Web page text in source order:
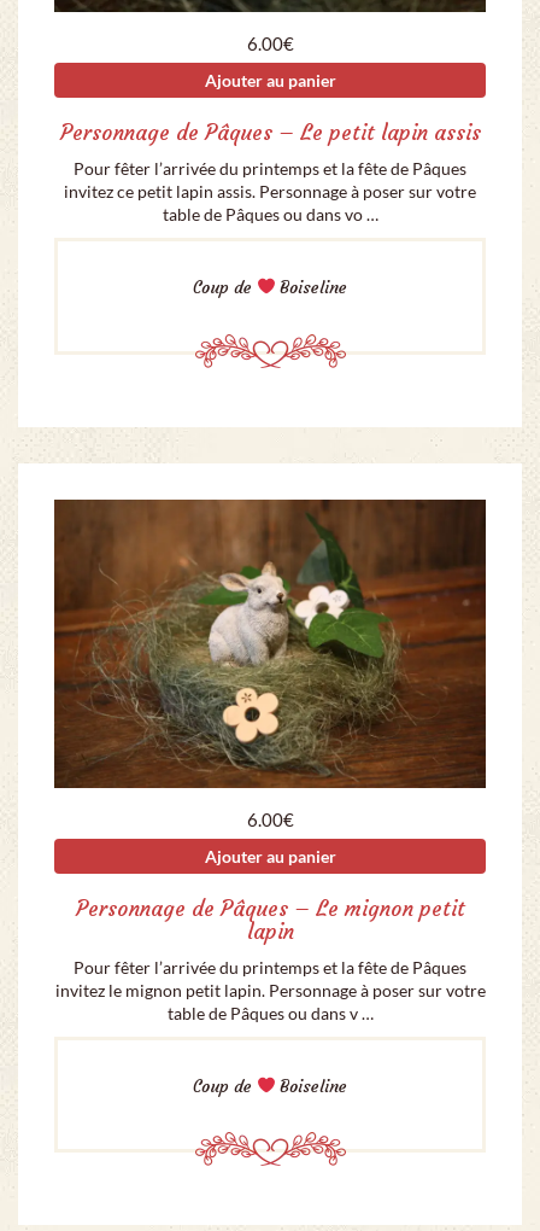
6.00€
Ajouter au panier
Personnage de Pâques – Le petit lapin assis
Pour fêter l’arrivée du printemps et la fête de Pâques
invitez ce petit lapin assis. Personnage à poser sur votre
table de Pâques ou dans vo …
Coup de Boiseline
6.00€
Ajouter au panier
Personnage de Pâques – Le mignon petit
lapin
Pour fêter l’arrivée du printemps et la fête de Pâques
invitez le mignon petit lapin. Personnage à poser sur votre
table de Pâques ou dans v …
Coup de Boiseline